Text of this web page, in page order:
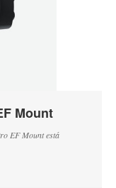
Mount
EF Mount está